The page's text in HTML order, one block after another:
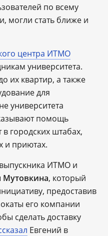
по всему
могли стать ближе и
центра ИТМО
университета.
их квартир, а также
для
университета
помощь
городских штабах,
и приютах.
ИТМО и
Мутовкина, который
предоставив
его компании
сделать доставку
Евгений в